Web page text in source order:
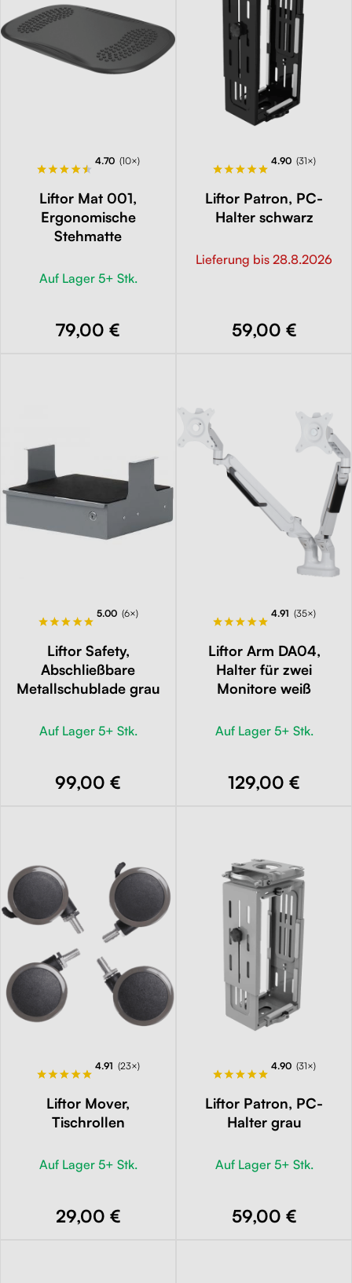
4.70 (10×)
Liftor Mat 001,
Ergonomische
Stehmatte
Auf Lager 5+ Stk.
79,00 €
4.90 (31×)
Liftor Patron, PC-
Halter schwarz
Lieferung bis 28.8.2026
59,00 €
5.00 (6×)
Liftor Safety,
Abschließbare
Metallschublade grau
Auf Lager 5+ Stk.
99,00 €
4.91 (35×)
Liftor Arm DA04,
Halter für zwei
Monitore weiß
Auf Lager 5+ Stk.
129,00 €
4.91 (23×)
Liftor Mover,
Tischrollen
Auf Lager 5+ Stk.
29,00 €
4.90 (31×)
Liftor Patron, PC-
Halter grau
Auf Lager 5+ Stk.
59,00 €